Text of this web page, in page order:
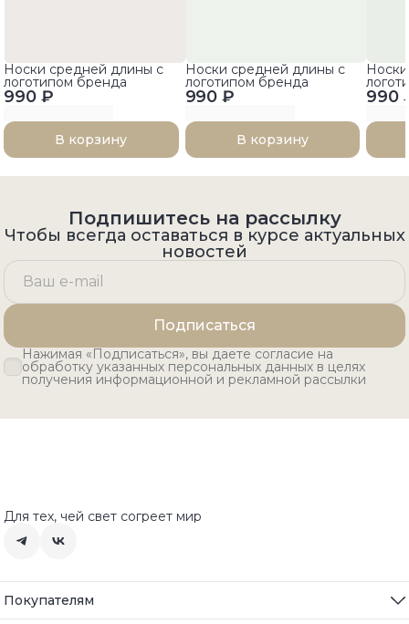
990 ₽
Носки средней длины с
логотипом бренда
В корзину
990 ₽
Носки средней длины с
логотипом бренда
В корзину
990
Подпишитесь на рассылку
Чтобы всегда оставаться в курсе актуальных
новостей
Подписаться
Нажимая «Подписаться», вы даете согласие на
обработку указанных персональных данных в целях
получения информационной и рекламной рассылки
Для тех, чей свет согреет мир
Покупателям